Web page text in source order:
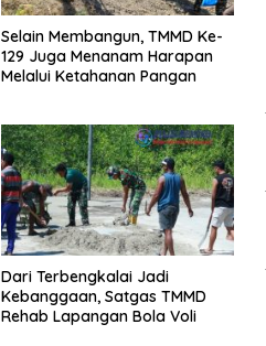
Selain Membangun, TMMD Ke-
129 Juga Menanam Harapan
Melalui Ketahanan Pangan
Dari Terbengkalai Jadi
Kebanggaan, Satgas TMMD
Rehab Lapangan Bola Voli